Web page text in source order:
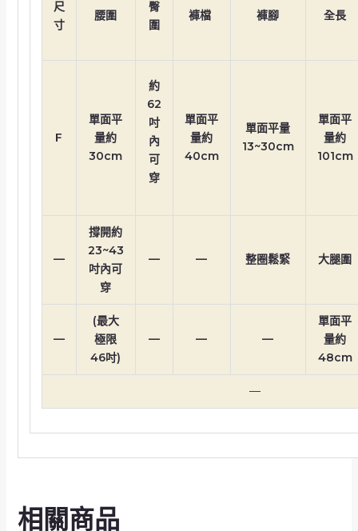
尺
寸
腰圍
臀
圍
褲檔 褲腳 全長
F
單面平
量約
30cm
約
62
吋
內
可
穿
單面平
量約
40cm
單面平量
13~30cm
單面平
量約
101cm
—
撐開約
23~43
吋內可
穿
— — 整圈鬆緊 大腿圍
—
(最大
極限
46吋)
— — —
單面平
量約
48cm
—
相關商品